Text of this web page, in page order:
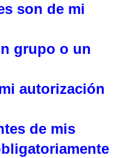
son de mi
grupo o un
autorización
de mis